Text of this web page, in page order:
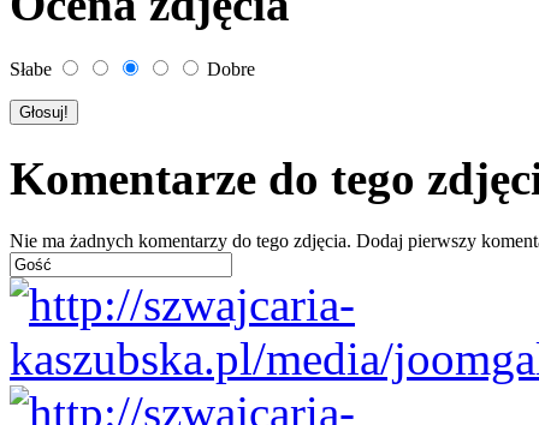
Słabe Dobre
Komentarze do tego
Nie ma żadnych komentarzy do tego zdjęcia. Dodaj pierwszy